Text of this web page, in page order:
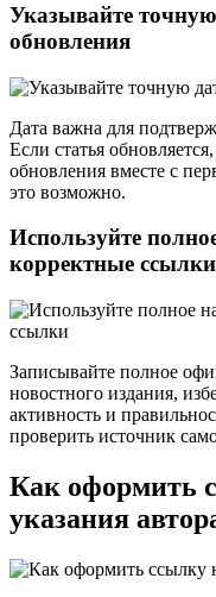
Указывайте
обновления
Дата важна для
Если статья
обновления вместе с
это возможно.
Используйте
корректные ссылки
Записывайте полное
новостного издания,
активность и
проверить источник
Как оформить
указания